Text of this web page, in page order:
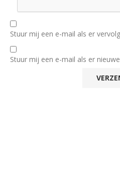
Stuur mij een e-mail als er
Stuur mij een e-mail als er